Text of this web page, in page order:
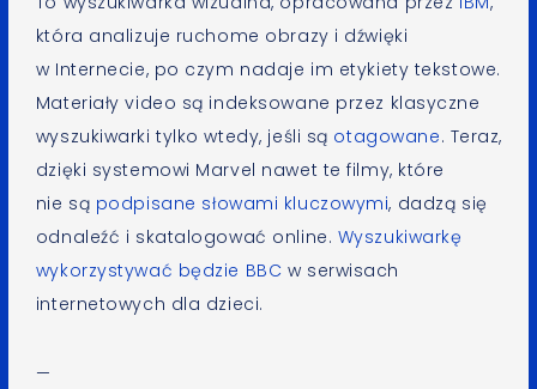
która analizuje ruchome obrazy i dźwięki
w Internecie, po czym nadaje im etykiety tekstowe.
Materiały video są indeksowane przez klasyczne
wyszukiwarki tylko wtedy, jeśli są otagowane. Teraz,
dzięki systemowi Marvel nawet te filmy, które
nie są podpisane słowami kluczowymi, dadzą się
odnaleźć i skatalogować online. Wyszukiwarkę
wykorzystywać będzie BBC w serwisach
internetowych dla dzieci.
—